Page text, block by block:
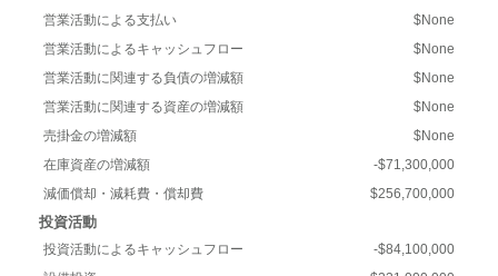
営業活動による支払い
$None
営業活動によるキャッシュフロー
$None
営業活動に関連する負債の増減額
$None
営業活動に関連する資産の増減額
$None
売掛金の増減額
$None
在庫資産の増減額
-$71,300,000
減価償却・減耗費・償却費
$256,700,000
投資活動
投資活動によるキャッシュフロー
-$84,100,000